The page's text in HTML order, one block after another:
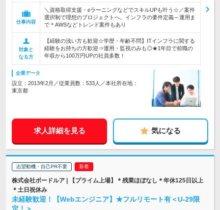
仕事内容
＼資格取得支援・eラーニングなどでスキルUPも叶う☆／案件
選択制で理想のプロジェクトへ。インフラの要件定義～運用ま
で＊AWSなどトレンド案件もあり
対象と
なる方
【経験の浅い方も歓迎☆学歴・年齢不問】ITインフラに関する
経験をお持ちの方歓迎⇒運用・監視のみも◎★1年目で前職の
年収から100万円UPの社員多数！
企業データ
設立：2013年2月／従業員数：533人／本社所在地：
東京都
求人詳細を見る 気になる
志望動機・自己PR不要
株式会社ボードルア | 【プライム上場】＊残業ほぼなし＊年休125日以上
＊土日祝休み
未経験歓迎！【Webエンジニア】★フルリモート有＜U-29限